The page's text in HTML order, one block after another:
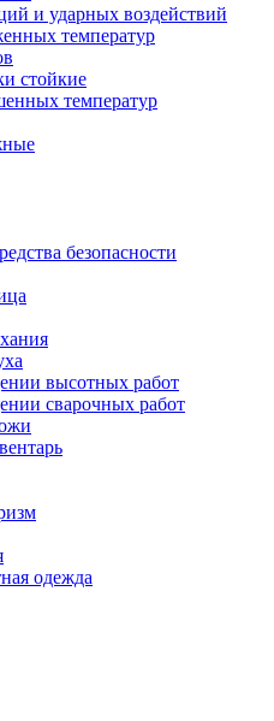
и ударных воздействий
температур
стойкие
температур
безопасности
высотных работ
сварочных работ
одежда